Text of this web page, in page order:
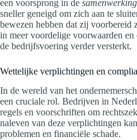
een voorsprong in de
sneller geneigd om zich aan te
bewezen hebben dat zij
in meer voordelige voorwaarden
de bedrijfsvoering verder versterkt.
Wettelijke verplichtingen en
In de wereld van het
een cruciale rol. Bedrijven in
regels en voorschriften om
naleven van deze verplichtingen
problemen en financiële schade.